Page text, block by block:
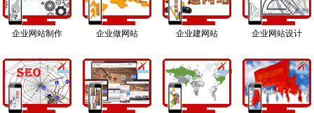
企业网站制作 企业做网站 企业建网站 企业网站设计